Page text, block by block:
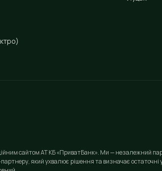
сайтом АТ КБ «ПриватБанк». Ми — незалежний
який ухвалює рішення та визначає